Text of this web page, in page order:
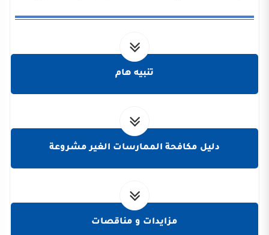
تنبيه هام
دليل مكافحة الممارسات الغير مشروعة
مزايدات و مناقصات